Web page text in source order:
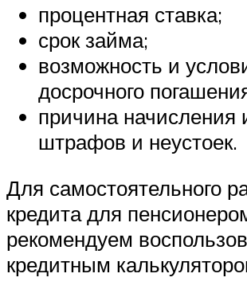
процентная ставка;
срок займа;
возможность и
досрочного
причина начисления
штрафов и неустоек.
Для самостоятельного
кредита для
рекомендуем
кредитным